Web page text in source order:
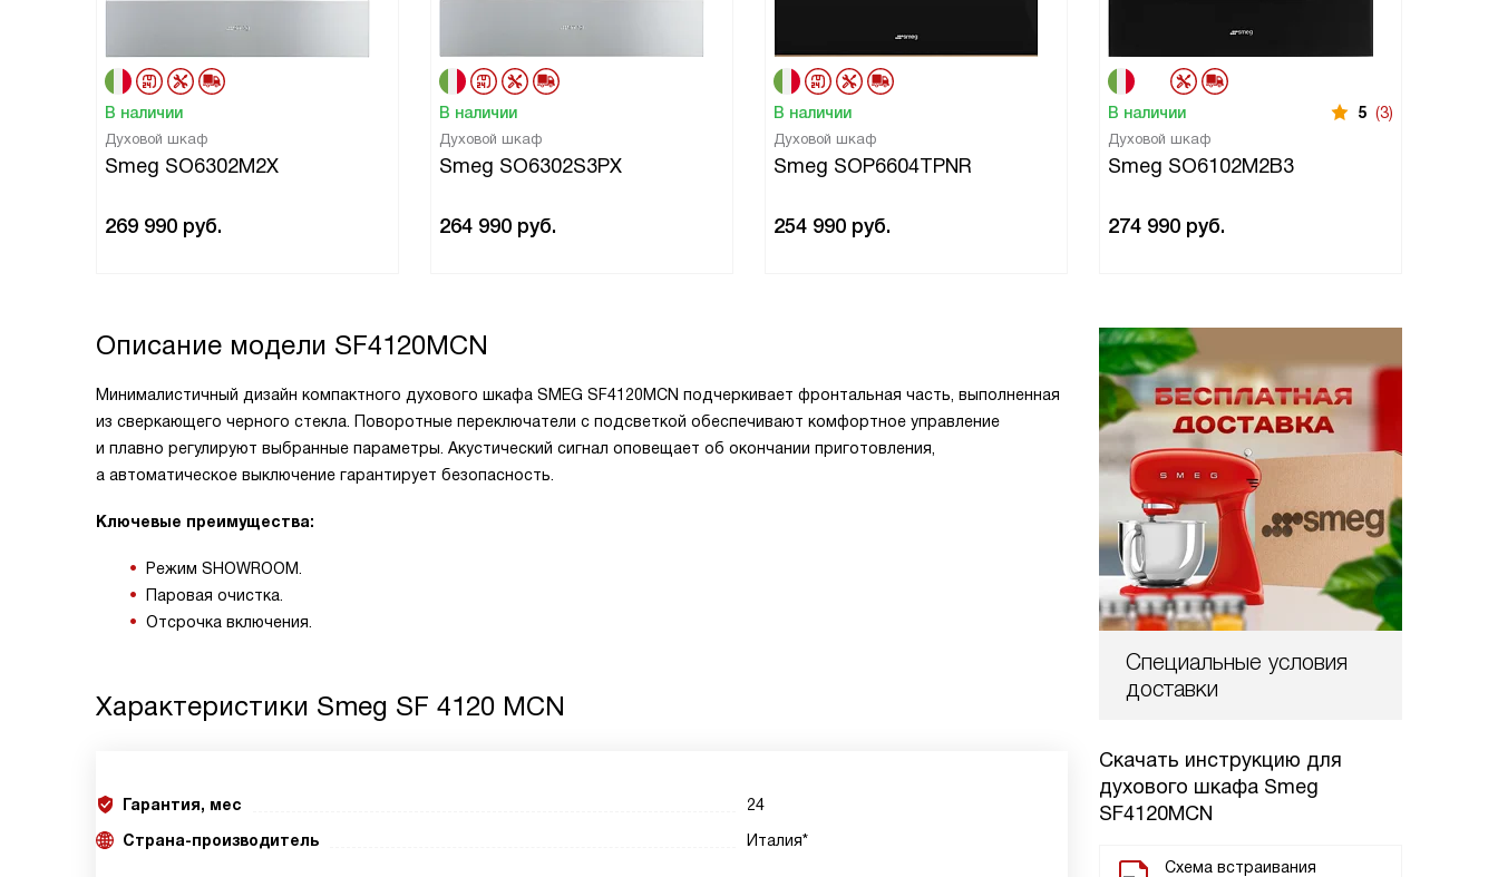
В наличии
Духовой шкаф
Smeg SO6302M2X
269 990 руб.
В наличии
Духовой шкаф
Smeg SO6302S3PX
264 990 руб.
В наличии
Духовой шкаф
Smeg SOP6604TPNR
254 990 руб.
В наличии 5 (3)
Духовой шкаф
Smeg SO6102M2B3
274 990 руб.
Специальные условия
доставки
Скачать инструкцию для
духового шкафа Smeg
SF4120MCN
Схема встраивания
Описание модели SF4120MCN
Минималистичный дизайн компактного духового шкафа SMEG SF4120MCN подчеркивает фронтальная часть, выполненная
из сверкающего черного стекла. Поворотные переключатели с подсветкой обеспечивают комфортное управление
и плавно регулируют выбранные параметры. Акустический сигнал оповещает об окончании приготовления,
а автоматическое выключение гарантирует безопасность.
Ключевые преимущества:
Режим SHOWROOM.
Паровая очистка.
Отсрочка включения.
Характеристики Smeg SF 4120 MCN
Гарантия, мес
24
Страна-производитель
Италия*